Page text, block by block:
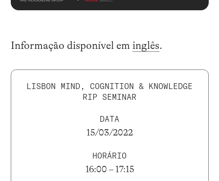
Informação disponível em inglês.
LISBON MIND, COGNITION & KNOWLEDGE
RIP SEMINAR
DATA
15/03/2022
HORÁRIO
16:00 – 17:15